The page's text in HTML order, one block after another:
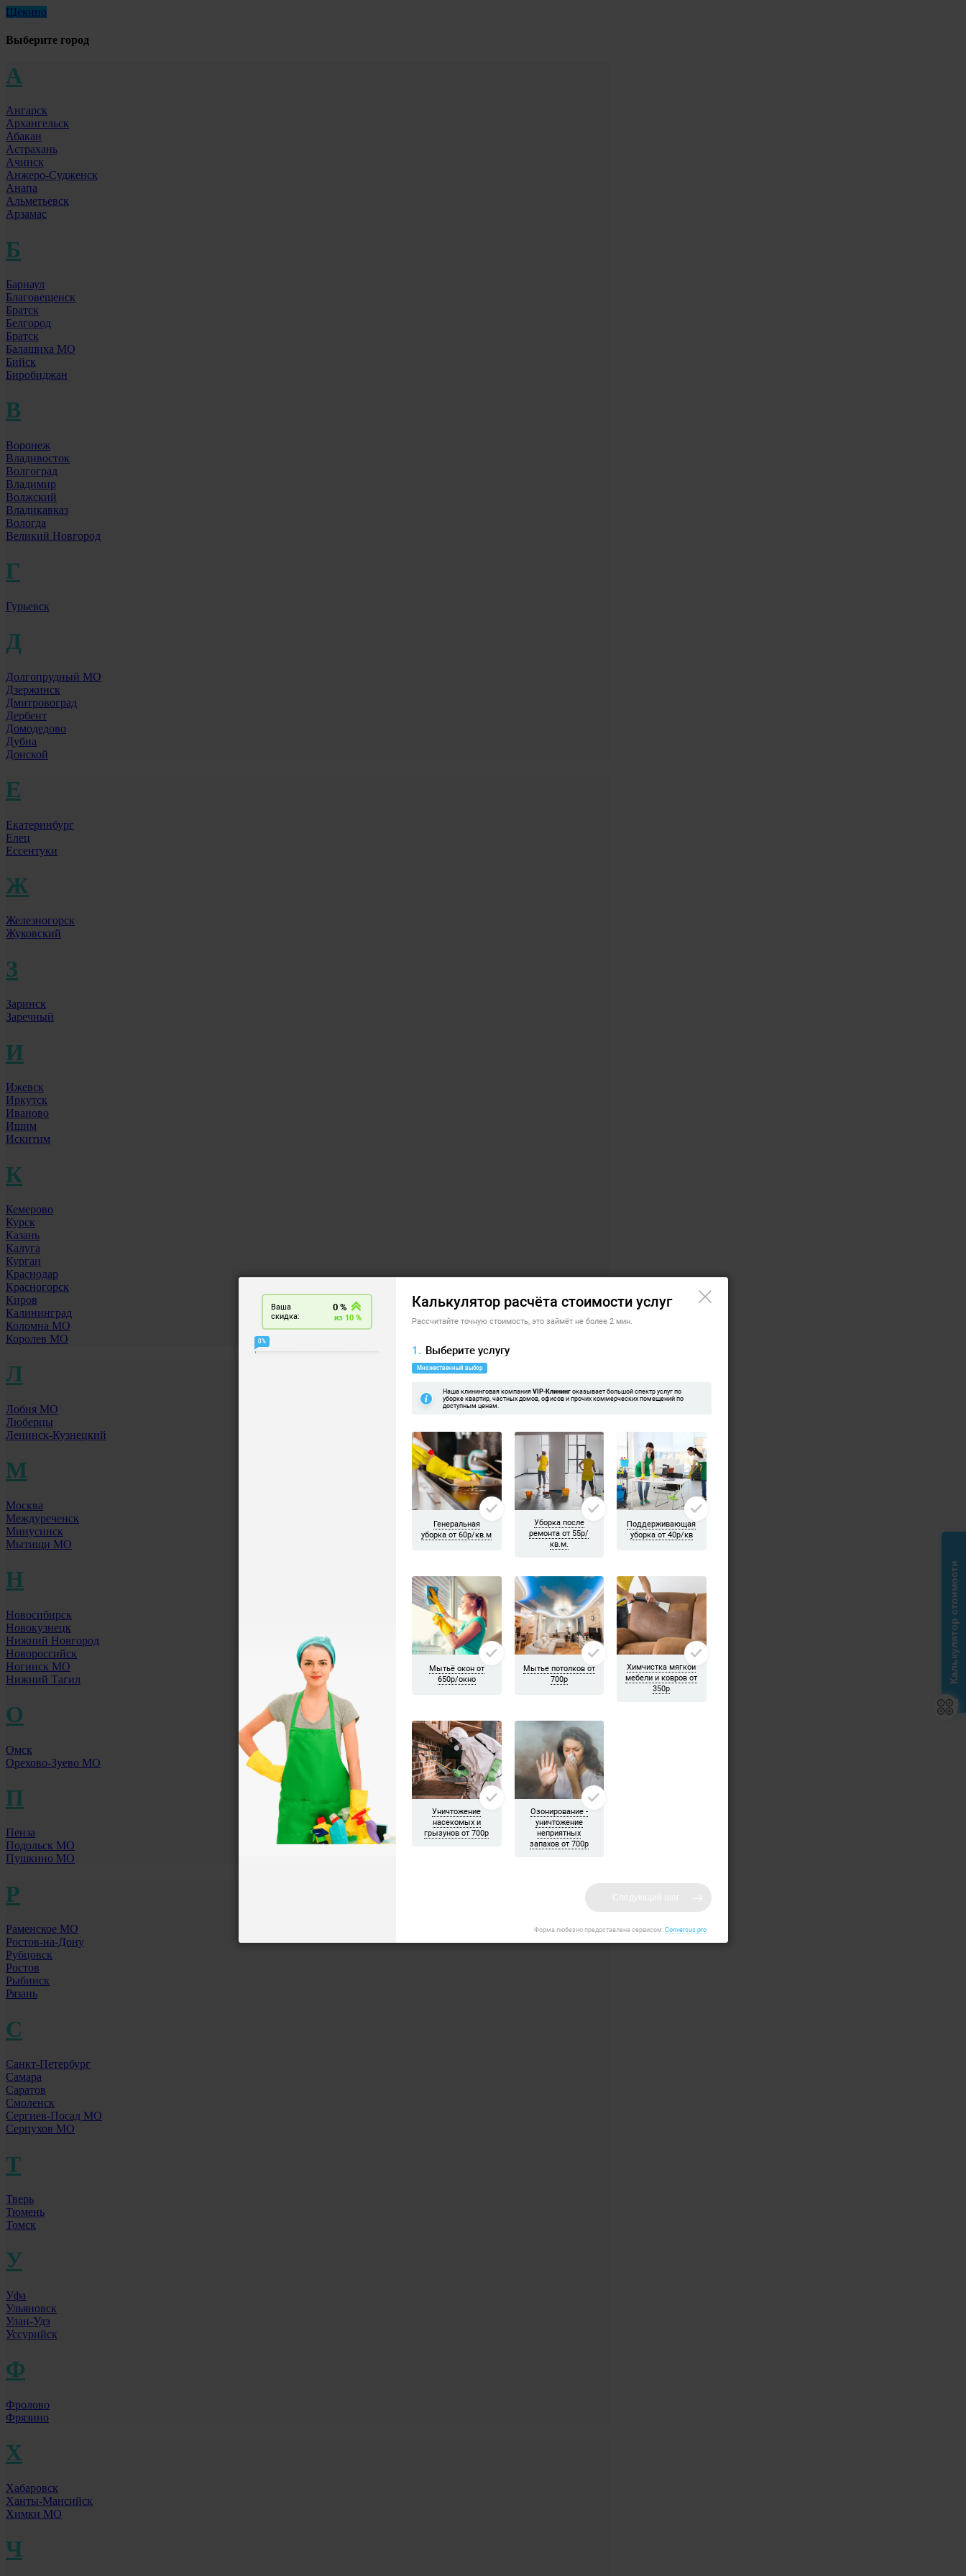
Щёкино
Выберите город
А
Ангарск
Архангельск
Абакан
Астрахань
Ачинск
Анжеро-Судженск
Анапа
Альметьевск
Арзамас
Б
Барнаул
Благовещенск
Братск
Белгород
Братск
Балашиха МО
Бийск
Биробиджан
В
Воронеж
Владивосток
Волгоград
Владимир
Волжский
Владикавказ
Вологда
Великий Новгород
Г
Гурьевск
Д
Долгопрудный МО
Дзержинск
Дмитровоград
Дербент
Домодедово
Дубна
Донской
Е
Екатеринбург
Елец
Ессентуки
Ж
Железногорск
Жуковский
З
Заринск
Заречный
И
Ижевск
Иркутск
Иваново
Ишим
Искитим
К
Кемерово
Курск
Казань
Калуга
Курган
Краснодар
Красногорск
Киров
Калининград
Коломна МО
Королев МО
Л
Лобня МО
Люберцы
Ленинск-Кузнецкий
М
Москва
Междуреченск
Минусинск
Мытищи МО
Н
Новосибирск
Новокузнецк
Нижний Новгород
Новороссийск
Ногинск МО
Нижний Тагил
О
Омск
Орехово-Зуево МО
П
Пенза
Подольск МО
Пушкино МО
Р
Раменское МО
Ростов-на-Дону
Рубцовск
Ростов
Рыбинск
Рязань
С
Санкт-Петербург
Самара
Саратов
Смоленск
Сергиев-Посад МО
Серпухов МО
Т
Тверь
Тюмень
Томск
У
Уфа
Ульяновск
Улан-Удэ
Уссурийск
Ф
Фролово
Фрязино
Х
Хабаровск
Ханты-Мансийск
Химки МО
Ч
Калькулятор стоимости